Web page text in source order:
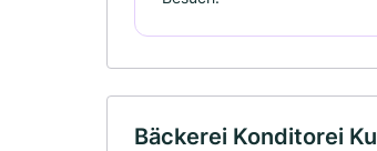
Bäckerei Konditorei